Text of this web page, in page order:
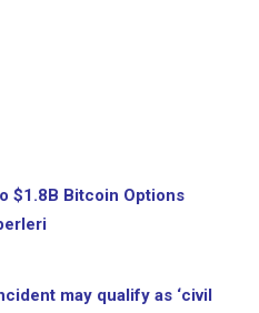
$1.8B Bitcoin Options
may qualify as ‘civil